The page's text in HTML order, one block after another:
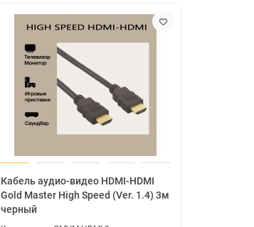
Кабель аудио-видео HDMI-HDMI
Gold Master High Speed (Ver. 1.4) 3м
черный